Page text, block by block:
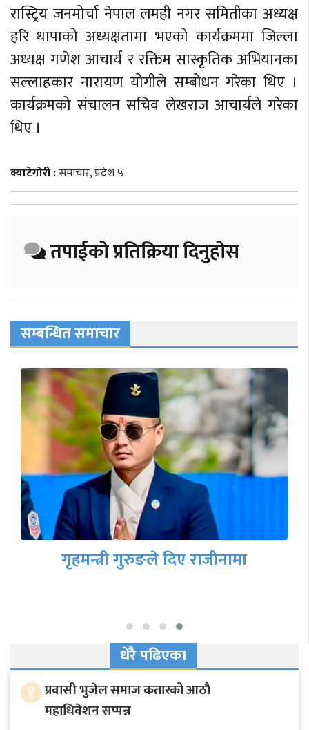
रास्ट्रिय जनमोर्चा नेपाल लमही नगर समितीका अध्यक्ष
हरि थापाको अध्यक्षतामा भएको कार्यक्रममा जिल्ला
अध्यक्ष गणेश आचार्य र रक्तिम सास्कृतिक अभियानका
सल्लाहकार नारायण योगीले सम्बोधन गरेका थिए ।
कार्यक्रमको संचालन सचिव लेखराज आचार्यले गरेका
थिए ।
क्याटेगोरी :समाचार,प्रदेश ५
तपाईको प्रतिक्रिया दिनुहोस
सम्बन्धित समाचार
गृहमन्त्री गुरुङले दिए राजीनामा
धेरै पढिएका
१ प्रवासी भुजेल समाज कतारको आठाै
महाधिवेशन सप्पन्न